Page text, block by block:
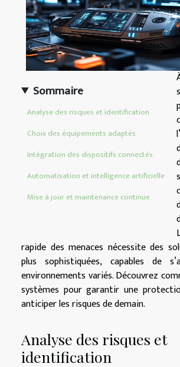
Sommaire
Analyse des risques et identification
Choix des équipements adaptés
Intégration des dispositifs connectés
Automatisation et intelligence artificielle
Mise à jour et maintenance continue
rapide des menaces nécessite des
plus sophistiquées, capables de
environnements variés. Découvrez
systèmes pour garantir une
anticiper les risques de demain.
Analyse des risques et
identification